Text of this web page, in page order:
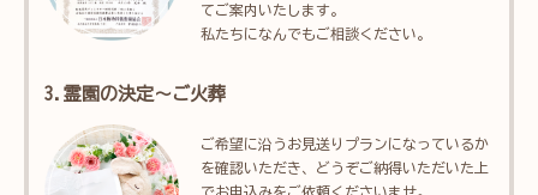
てご案内いたします。
私たちになんでもご相談ください。
3.霊園の決定～ご火葬
ご希望に沿うお見送りプランになっているか
を確認いただき、どうぞご納得いただいた上
でお申込みをご依頼くださいませ。